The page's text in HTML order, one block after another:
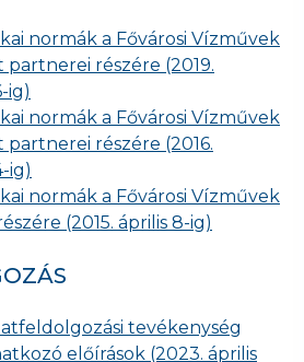
normák a Fővárosi Vízművek
részére (2019.
ig)
normák a Fővárosi Vízművek
részére (2016.
ig)
normák a Fővárosi Vízművek
(2015. április 8-ig)
tevékenység
előírások (2023. április